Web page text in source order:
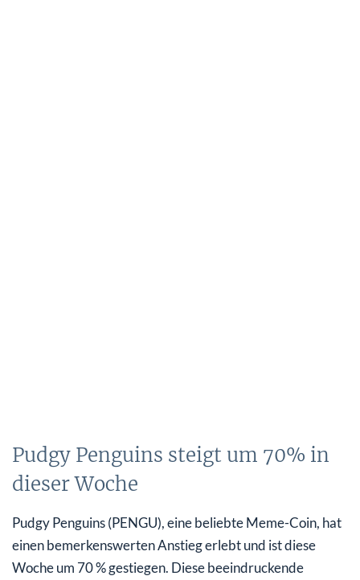
Pudgy Penguins steigt um 70% in
dieser Woche
Pudgy Penguins (PENGU), eine beliebte Meme-Coin, hat
einen bemerkenswerten Anstieg erlebt und ist diese
Woche um 70 % gestiegen. Diese beeindruckende